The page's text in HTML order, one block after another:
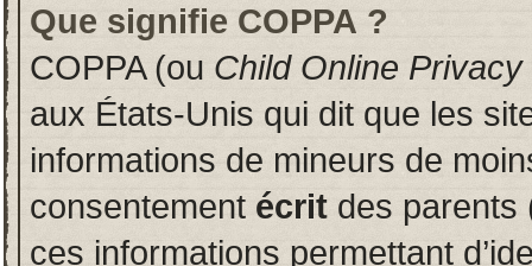
Que signifie COPPA ?
COPPA (ou Child Online
aux États-Unis qui dit que les
informations de mineurs de
consentement écrit des parents
ces informations permettant